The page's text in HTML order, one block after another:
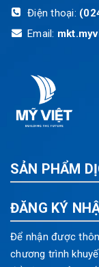
Điện thoại:
Email:
SẢN PHẨM
ĐĂNG KÝ
Để nhận được
chương trình